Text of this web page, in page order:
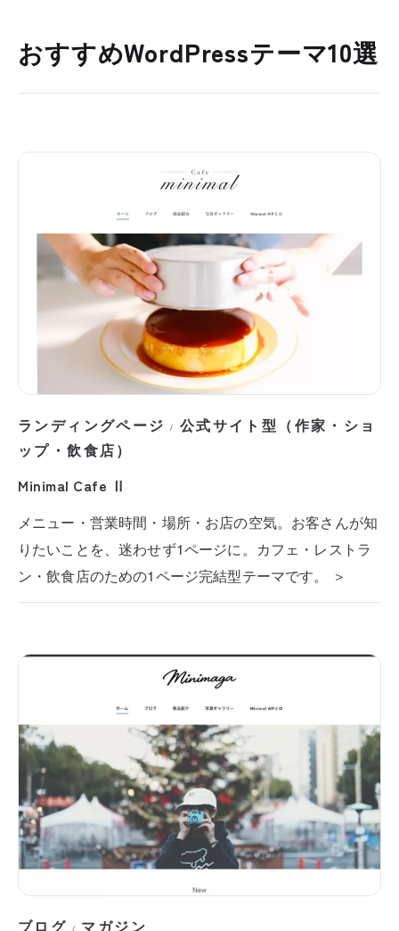
おすすめWordPressテーマ10選
ランディングページ / 公式サイト型（作家・ショ
ップ・飲食店）
Minimal Cafe Ⅱ
メニュー・営業時間・場所・お店の空気。お客さんが知
りたいことを、迷わせず1ページに。カフェ・レストラ
ン・飲食店のための1ページ完結型テーマです。 ＞
ブログ マガジン